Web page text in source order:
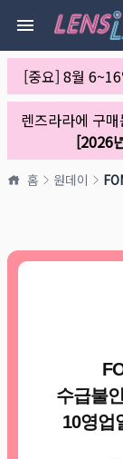
[중요] 8월
렌즈라라에 구매
[2026
홈 원데이
수급불
10영업